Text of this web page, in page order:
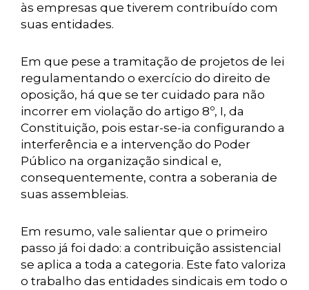
às empresas que tiverem contribuído com
suas entidades.
Em que pese a tramitação de projetos de lei
regulamentando o exercício do direito de
oposição, há que se ter cuidado para não
incorrer em violação do artigo 8º, I, da
Constituição, pois estar-se-ia configurando a
interferência e a intervenção do Poder
Público na organização sindical e,
consequentemente, contra a soberania de
suas assembleias.
Em resumo, vale salientar que o primeiro
passo já foi dado: a contribuição assistencial
se aplica a toda a categoria. Este fato valoriza
o trabalho das entidades sindicais em todo o